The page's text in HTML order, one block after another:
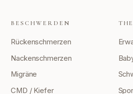
BESCHWERDEN
Rückenschmerzen
Nackenschmerzen
Migräne
CMD / Kiefer